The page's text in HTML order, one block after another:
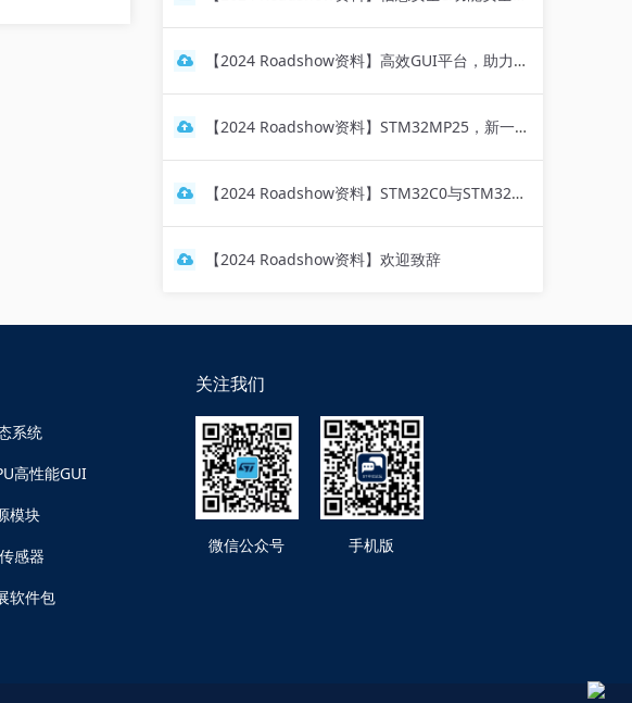
【2024 Roadshow资料】高效GUI平台，助力炫彩界面设计
【2024 Roadshow资料】STM32MP25，新一代64位工业级MPU，强安全、高能效与边缘AI加速，驱动工业应用创新
【2024 Roadshow资料】STM32C0与STM32U0, 降低主流与低功耗MCU应用门槛
【2024 Roadshow资料】欢迎致辞
系统
高性能GUI
模块
感器
软件包
关注我们
微信公众号 手机版